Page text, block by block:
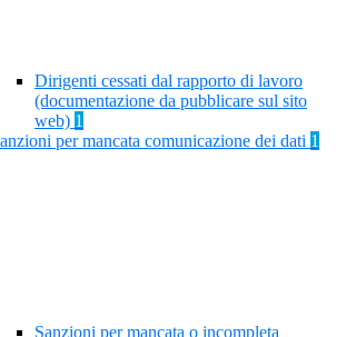
Dirigenti cessati dal rapporto di lavoro
(documentazione da pubblicare sul sito
web) 1
per mancata comunicazione dei dati 1
Sanzioni per mancata o incompleta